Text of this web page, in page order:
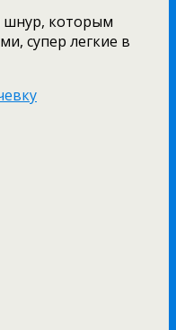
шнур, которым
супер легкие в